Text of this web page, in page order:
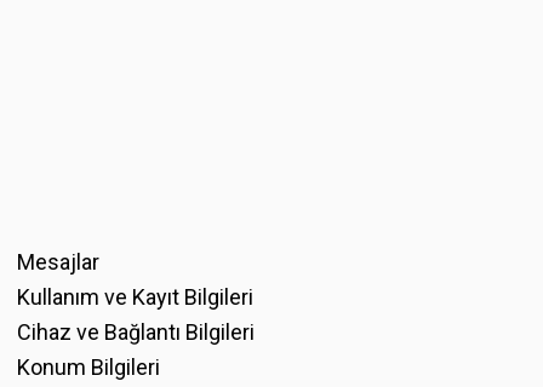
Mesajlar
Kullanım ve Kayıt Bilgileri
Cihaz ve Bağlantı Bilgileri
Konum Bilgileri